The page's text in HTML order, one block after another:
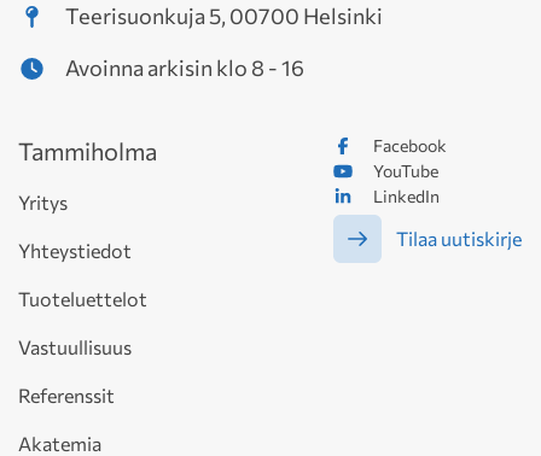
Teerisuonkuja 5, 00700 Helsinki
Avoinna arkisin klo 8 - 16
Facebook
YouTube
LinkedIn
Tilaa uutiskirje
Tammiholma
Yritys
Yhteystiedot
Tuoteluettelot
Vastuullisuus
Referenssit
Akatemia